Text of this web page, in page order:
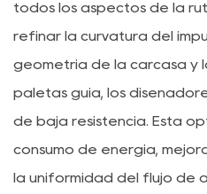
todos los aspectos de la
refinar la curvatura del
geometría de la carcasa y
paletas guía, los
de baja resistencia. Esta
consumo de energía,
la uniformidad del flujo de